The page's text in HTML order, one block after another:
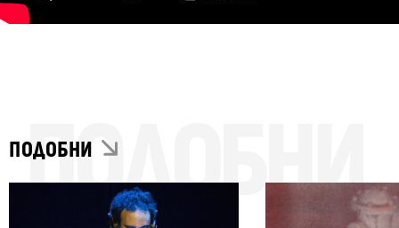
ПОДОБНИ
ПОДОБНИ